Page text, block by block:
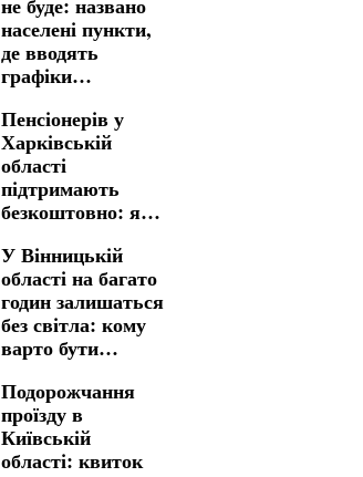
населені пункти,
де вводять
графіки
світла у
Кіровоградській
області на 7
серпня
Пенсіонерів у
Харківській
області
підтримають
безкоштовно: яку
допомогу можна
отримати
У Вінницькій
області на багато
годин залишаться
без світла: кому
варто бути
графіків
відключення на 7
серпня
Подорожчання
проїзду в
Київській
області: квиток